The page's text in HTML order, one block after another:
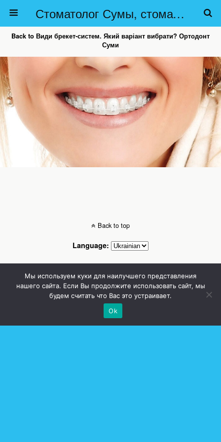
Стоматолог Сумы, стоматологические клиники Сумы, детская стоматология в Сумах. | Частная стоматология Сумы
Back to Види брекет-систем. Який варіант вибрати? Ортодонт
Суми
Back to top
Language:
Стоматолог Сумы, стоматологические клиники Сумы, детская стоматология в
Сумах. | Частная стоматология Сумы
Мы используем куки для наилучшего представления
нашего сайта. Если Вы продолжите использовать сайт, мы
будем считать что Вас это устраивает.
Ok